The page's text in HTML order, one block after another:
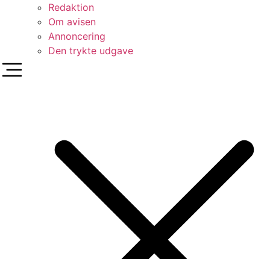
Redaktion
Om avisen
Annoncering
Den trykte udgave